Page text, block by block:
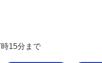
15分まで